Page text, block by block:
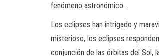
fenómeno astronómico.
Los eclipses han intrigado y
misterioso, los eclipses
conjunción de las órbitas del Sol,